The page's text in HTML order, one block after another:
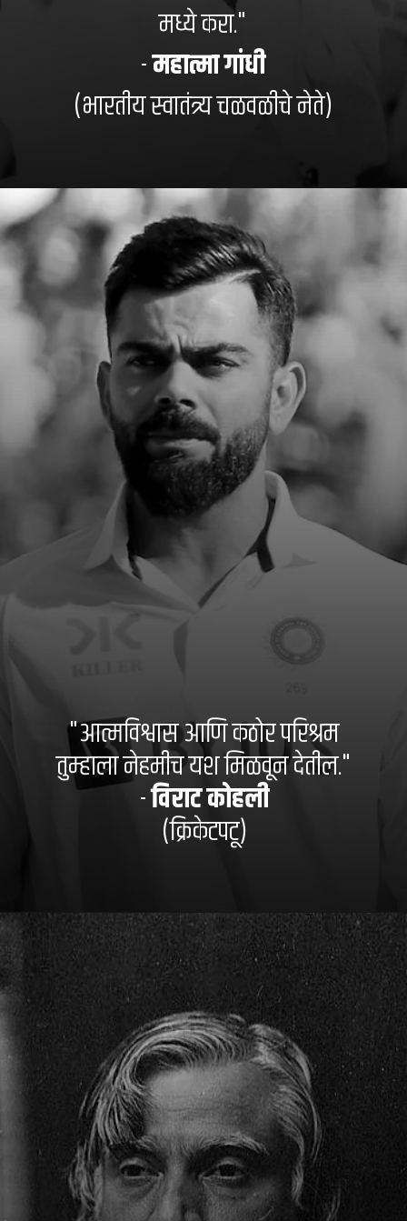
मध्ये करा."
-महात्मा गांधी
(भारतीय स्वातंत्र्य चळवळीचे नेते)
"आत्मविश्वास आणि कठोर परिश्रम
तुम्हाला नेहमीच यश मिळवून देतील."
-विराट कोहली
(क्रिकेटपटू)